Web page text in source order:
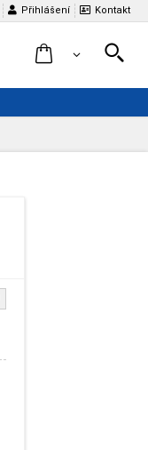
Přihlášení Kontakt